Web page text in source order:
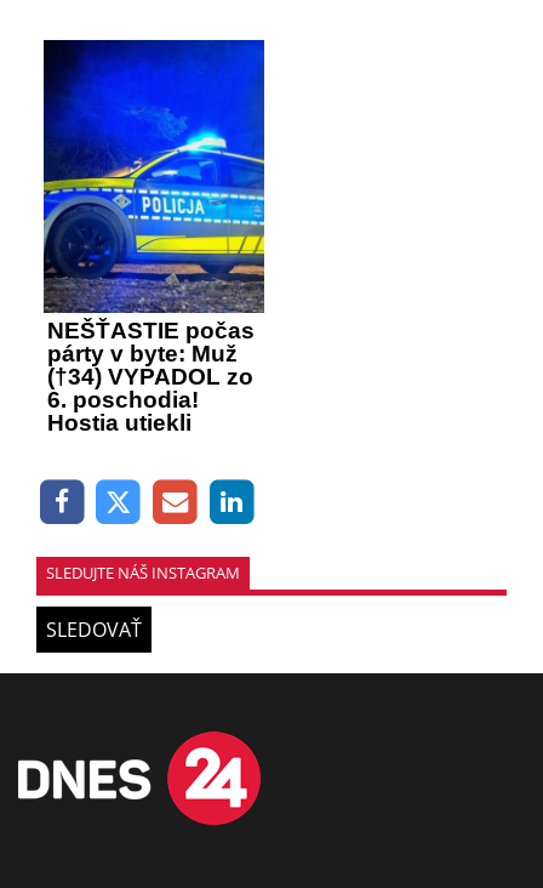
NEŠŤASTIE počas
párty v byte: Muž
(†34) VYPADOL zo
6. poschodia!
Hostia utiekli
SLEDUJTE NÁŠ INSTAGRAM
SLEDOVAŤ